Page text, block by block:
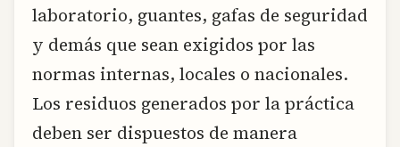
laboratorio, guantes, gafas de seguridad
y demás que sean exigidos por las
normas internas, locales o nacionales.
Los residuos generados por la práctica
deben ser dispuestos de manera